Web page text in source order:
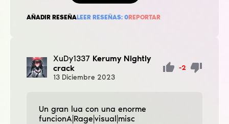
AÑADIR RESEÑALEER RESEÑAS: 0REPORTAR
XuDy1337 Kerumy Nightly
crack
13 Diciembre 2023
-2
Un gran lua con una enorme
funcionA|Rage|visual|misc